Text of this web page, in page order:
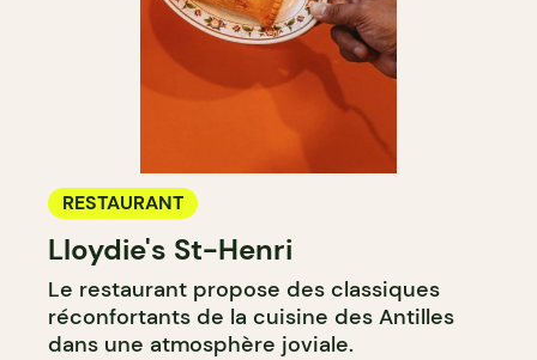
RESTAURANT
Lloydie's St-Henri
Le restaurant propose des classiques
réconfortants de la cuisine des Antilles
dans une atmosphère joviale.